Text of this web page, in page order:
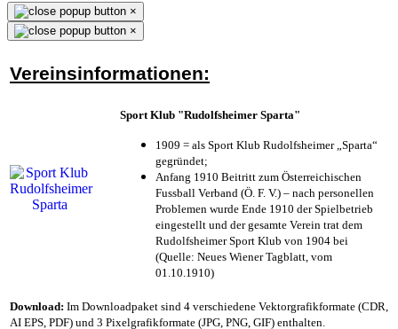
×
×
Vereinsinformationen:
Sport Klub "Rudolfsheimer Sparta"
1909 = als Sport Klub Rudolfsheimer „Sparta“
gegründet;
Anfang 1910 Beitritt zum Österreichischen
Fussball Verband (Ö. F. V.) – nach personellen
Problemen wurde Ende 1910 der Spielbetrieb
eingestellt und der gesamte Verein trat dem
Rudolfsheimer Sport Klub von 1904 bei
(Quelle: Neues Wiener Tagblatt, vom
01.10.1910)
Download: Im Downloadpaket sind 4 verschiedene Vektorgrafikformate (CDR,
AI EPS, PDF) und 3 Pixelgrafikformate (JPG, PNG, GIF) enthalten.